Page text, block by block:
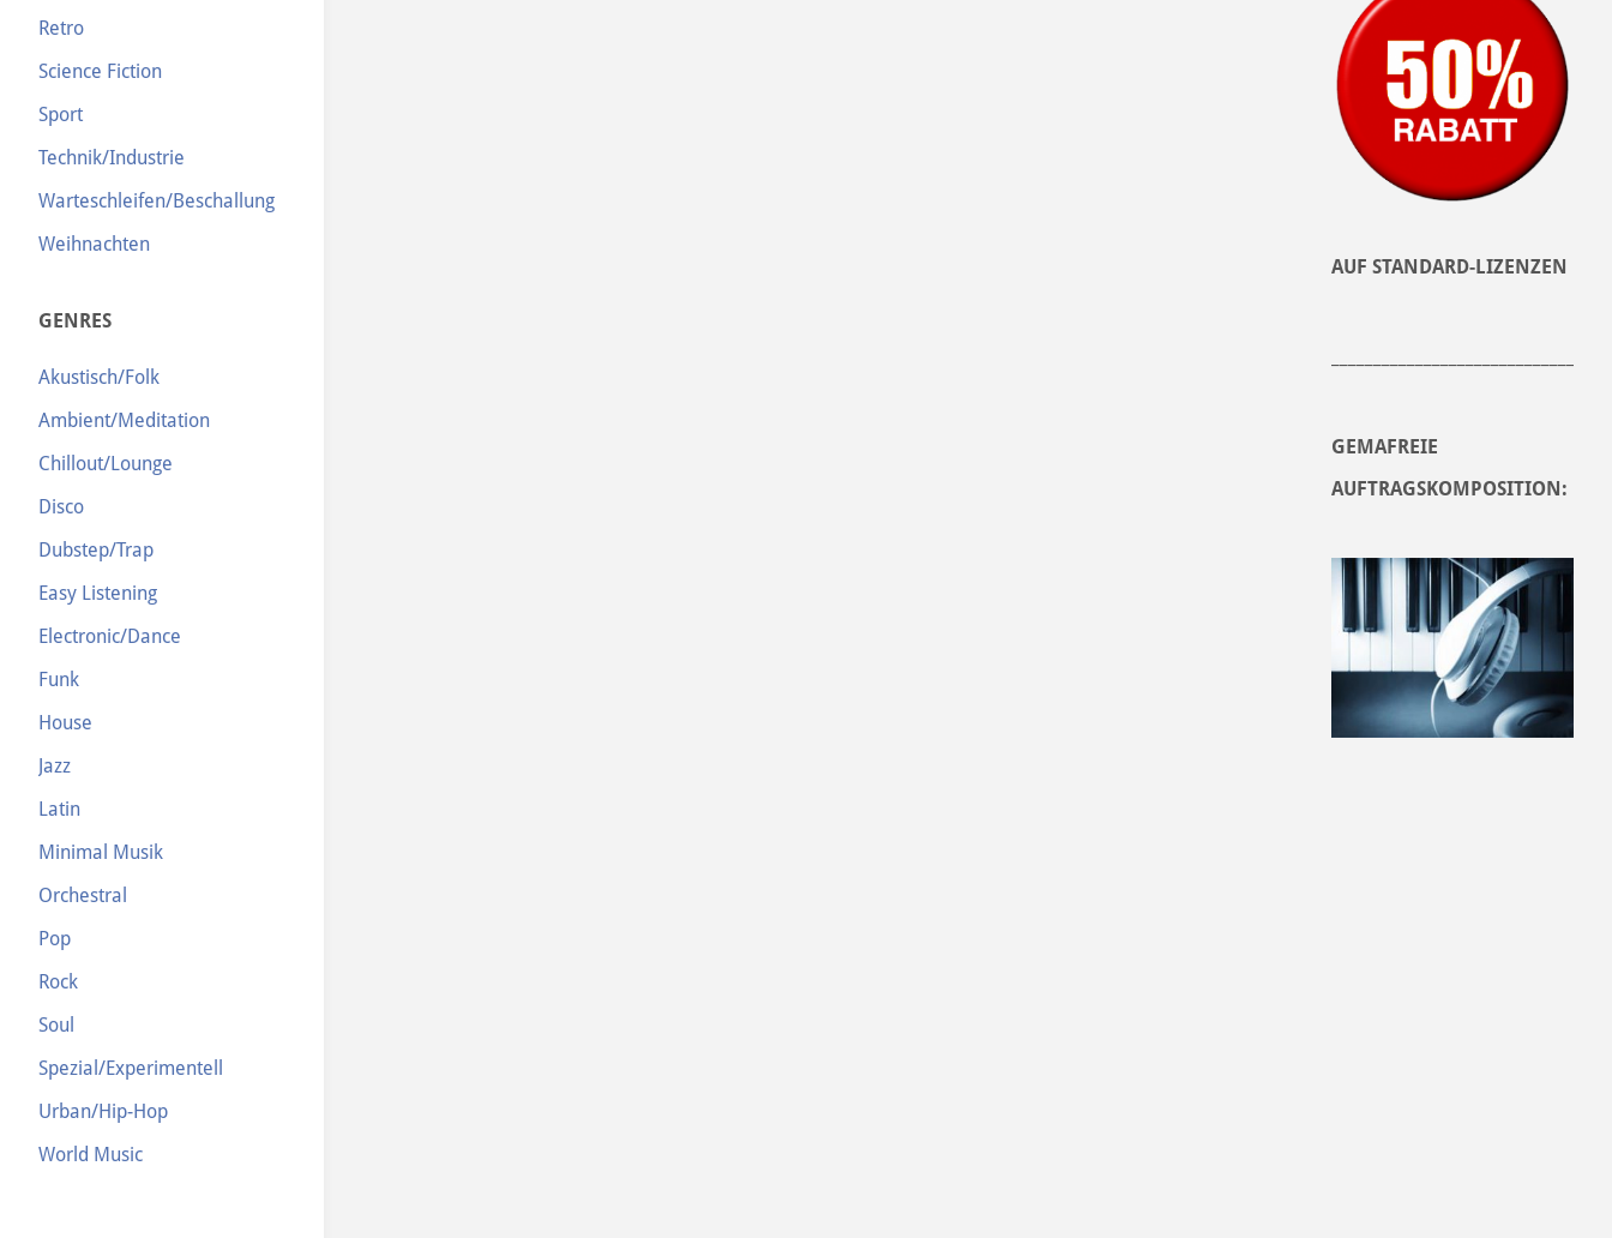
Retro
Science Fiction
Sport
Technik/Industrie
Warteschleifen/Beschallung
Weihnachten
GENRES
Akustisch/Folk
Ambient/Meditation
Chillout/Lounge
Disco
Dubstep/Trap
Easy Listening
Electronic/Dance
Funk
House
Jazz
Latin
Minimal Musik
Orchestral
Pop
Rock
Soul
Spezial/Experimentell
Urban/Hip-Hop
World Music
AUF STANDARD-LIZENZEN
GEMAFREIE
AUFTRAGSKOMPOSITION: